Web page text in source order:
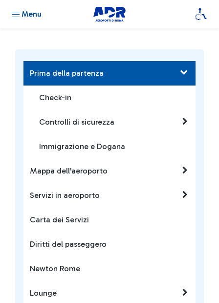
Menu
Prima della partenza
Check-in
Controlli di sicurezza
Immigrazione e Dogana
Mappa dell'aeroporto
Servizi in aeroporto
Carta dei Servizi
Diritti del passeggero
Newton Rome
Lounge